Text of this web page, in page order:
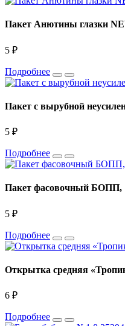
Пакет Анютины глазки
5 ₽
Подробнее
Пакет с вырубной
5 ₽
Подробнее
Пакет фасовочный БОПП,
5 ₽
Подробнее
Открытка средняя
6 ₽
Подробнее